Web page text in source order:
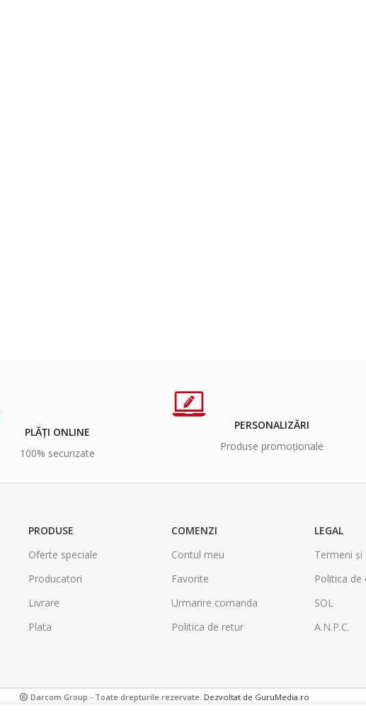
PLĂȚI ONLINE
100% securizate
PERSONALIZĂRI
Produse promoționale
PRODUSE
Oferte speciale
Producatori
Livrare
Plata
COMENZI
Contul meu
Favorite
Urmarire comanda
Politica de retur
LEGAL
Termeni și
Politica
SOL
A.N.P.C.
Darcom Group - Toate drepturile rezervate. Dezvoltat de GuruMedia.ro